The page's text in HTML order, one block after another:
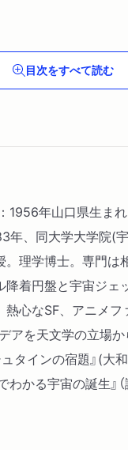
能の球状の空間
／ブラックホール
？
た空間
ックホールの存在
っている／空間の
／ブラックホール
は時間の流れが遅
目次をすべて読む
1956年山口県生ま
年、同大学大学院(
理学博士。専門は
着円盤と宇宙ジェ
心なSF、アニメフ
アを天文学の立場
タインの宿題』(大
わかる宇宙の誕生』